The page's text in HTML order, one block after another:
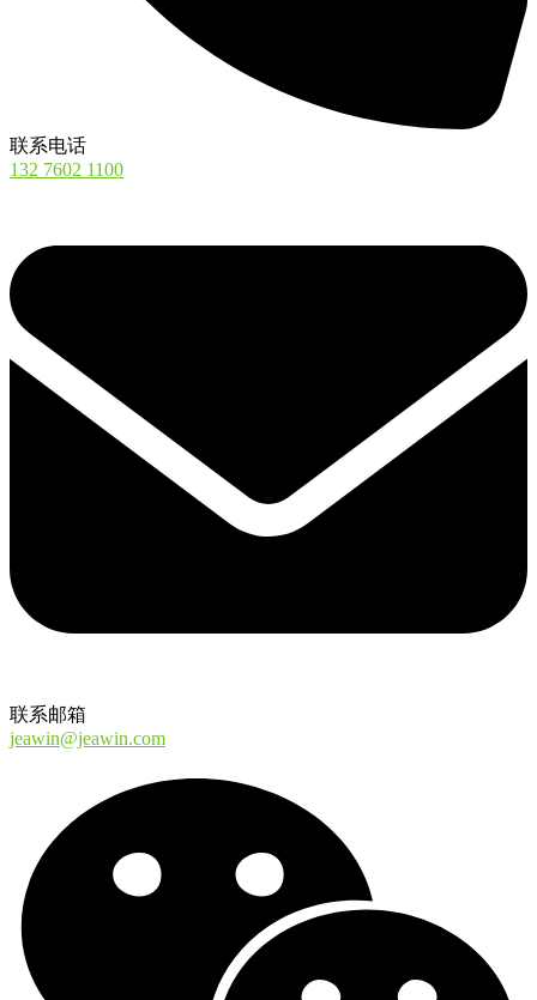
联系电话
132 7602 1100
联系邮箱
jeawin@jeawin.com